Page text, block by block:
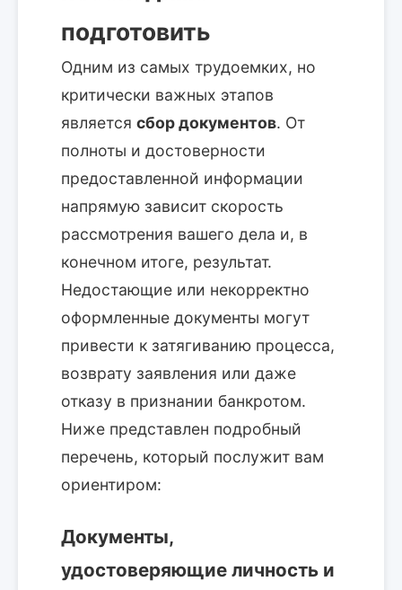
подготовить
Одним из самых трудоемких, но
критически важных этапов
является сбор документов. От
полноты и достоверности
предоставленной информации
напрямую зависит скорость
рассмотрения вашего дела и, в
конечном итоге, результат.
Недостающие или некорректно
оформленные документы могут
привести к затягиванию процесса,
возврату заявления или даже
отказу в признании банкротом.
Ниже представлен подробный
перечень, который послужит вам
ориентиром:
Документы,
удостоверяющие личность и